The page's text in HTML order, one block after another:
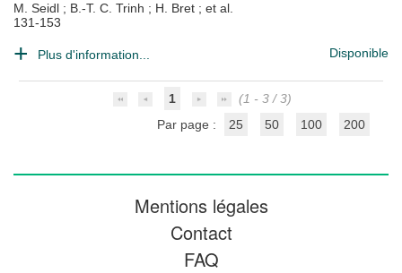
M. Seidl ; B.-T. C. Trinh ; H. Bret ; et al.
131-153
Plus d'information... Disponible
1
(1 - 3 / 3)
Par page :
25 50 100 200
Mentions légales
Contact
FAQ